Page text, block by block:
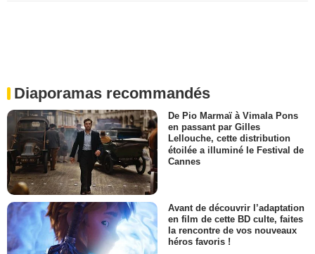
Diaporamas recommandés
De Pio Marmaï à Vimala Pons
en passant par Gilles
Lellouche, cette distribution
étoilée a illuminé le Festival de
Cannes
Avant de découvrir l’adaptation
en film de cette BD culte, faites
la rencontre de vos nouveaux
héros favoris !